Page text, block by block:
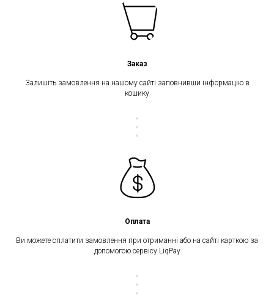
Заказ
Залишіть замовлення на нашому сайті заповнивши інформацію в
кошику
Оплата
Ви можете сплатити замовлення при отриманні або на сайті карткою за
допомогою сервісу LiqPay